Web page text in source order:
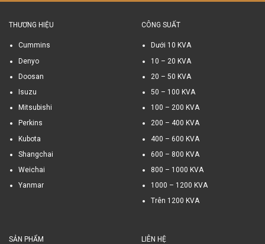
THƯƠNG HIỆU
Cummins
Denyo
Doosan
Isuzu
Mitsubishi
Perkins
Kubota
Shangchai
Weichai
Yanmar
CÔNG SUẤT
Dưới 10 KVA
10 – 20 KVA
20 – 50 KVA
50 – 100 KVA
100 – 200 KVA
200 – 400 KVA
400 – 600 KVA
600 – 800 KVA
800 – 1000 KVA
1000 – 1200 KVA
Trên 1200 KVA
SẢN PHẨM LIÊN HỆ